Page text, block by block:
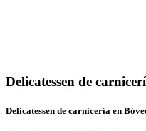
Delicatessen de
Delicatessen de carnicería en